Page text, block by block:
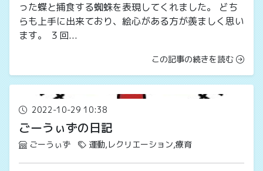
った蝶と捕食する蜘蛛を表現してくれました。 どち
らも上手に出来ており、絵心がある方が羨ましく思い
ます。 ３回...
この記事の続きを読む
2022-10-29 10:38
ごーうぃずの日記
ごーうぃず 運動,レクリエーション,療育